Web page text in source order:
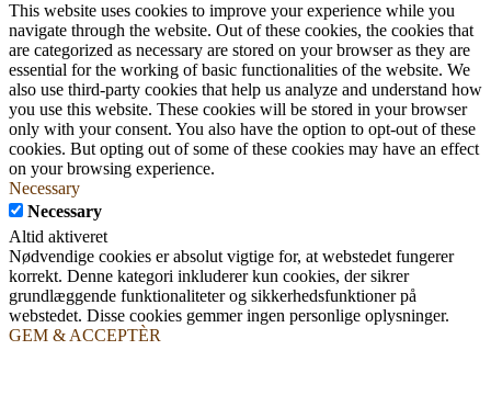
This website uses cookies to improve your experience while you
navigate through the website. Out of these cookies, the cookies that
are categorized as necessary are stored on your browser as they are
essential for the working of basic functionalities of the website. We
also use third-party cookies that help us analyze and understand how
you use this website. These cookies will be stored in your browser
only with your consent. You also have the option to opt-out of these
cookies. But opting out of some of these cookies may have an effect
on your browsing experience.
Necessary
Necessary
Altid aktiveret
Nødvendige cookies er absolut vigtige for, at webstedet fungerer
korrekt. Denne kategori inkluderer kun cookies, der sikrer
grundlæggende funktionaliteter og sikkerhedsfunktioner på
webstedet. Disse cookies gemmer ingen personlige oplysninger.
GEM & ACCEPTÈR